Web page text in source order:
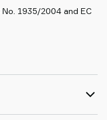
1935/2004 and EC